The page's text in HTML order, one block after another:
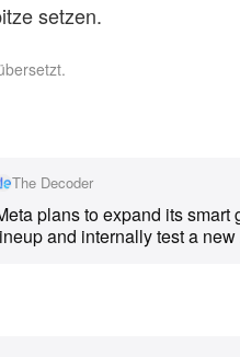
setzen.
The Decoder
plans to expand its smart
and internally test a new